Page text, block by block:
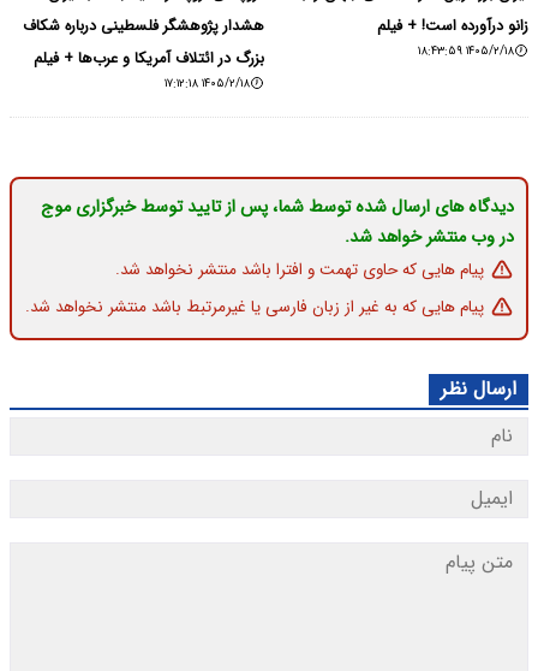
زانو درآورده است! + فیلم
۱۴۰۵/۲/۱۸ ۱۸:۴۳:۵۹
هشدار پژوهشگر فلسطینی درباره شکاف
بزرگ در ائتلاف آمریکا و عرب‌ها + فیلم
۱۴۰۵/۲/۱۸ ۱۷:۱۲:۱۸
دیدگاه های ارسال شده توسط شما، پس از تایید توسط خبرگزاری موج
در وب منتشر خواهد شد.
پیام هایی که حاوی تهمت و افترا باشد منتشر نخواهد شد.
پیام هایی که به غیر از زبان فارسی یا غیرمرتبط باشد منتشر نخواهد شد.
ارسال نظر